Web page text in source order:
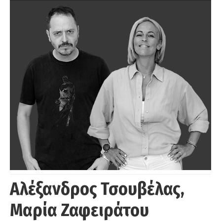
Αλέξανδρος Τσουβέλας,
Μαρία Ζαφειράτου